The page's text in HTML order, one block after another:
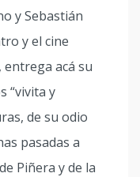
y Sebastián
y el cine
acá su
“vivita y
de su odio
pasadas a
Piñera y de la